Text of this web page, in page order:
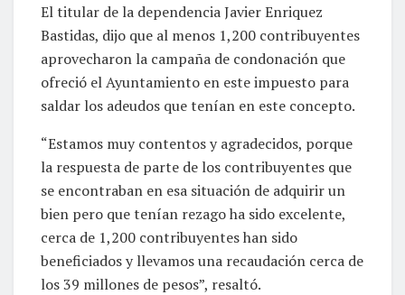
El titular de la dependencia Javier Enriquez
Bastidas, dijo que al menos 1,200 contribuyentes
aprovecharon la campaña de condonación que
ofreció el Ayuntamiento en este impuesto para
saldar los adeudos que tenían en este concepto.
“Estamos muy contentos y agradecidos, porque
la respuesta de parte de los contribuyentes que
se encontraban en esa situación de adquirir un
bien pero que tenían rezago ha sido excelente,
cerca de 1,200 contribuyentes han sido
beneficiados y llevamos una recaudación cerca de
los 39 millones de pesos”, resaltó.